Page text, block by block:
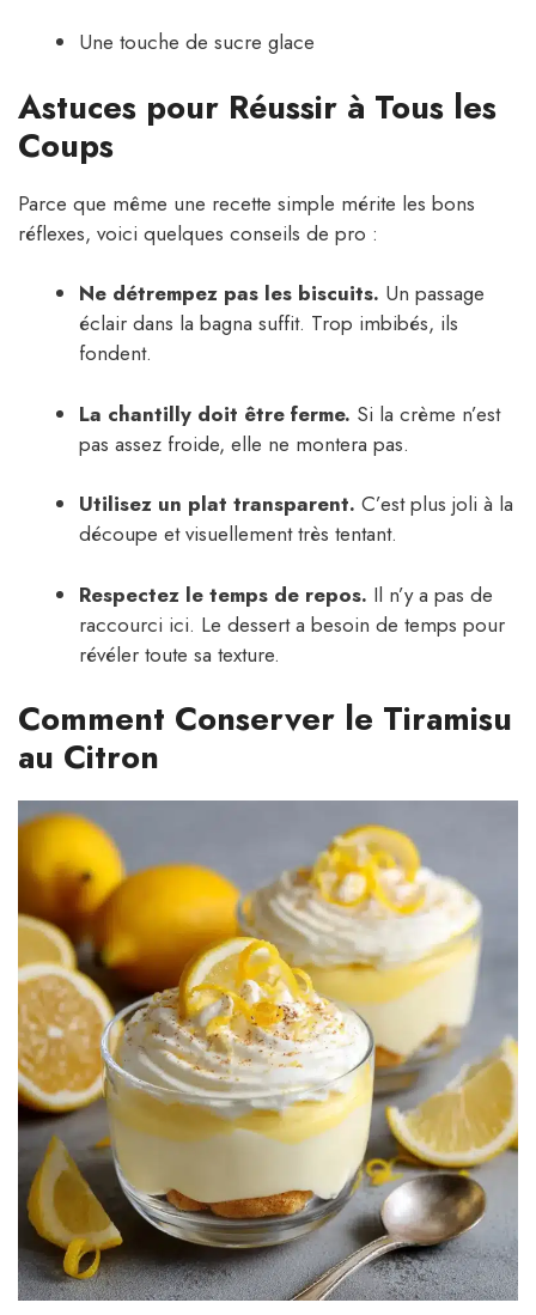
Une touche de sucre glace
Astuces pour Réussir à Tous les
Coups
Parce que même une recette simple mérite les bons
réflexes, voici quelques conseils de pro :
Ne détrempez pas les biscuits. Un passage
éclair dans la bagna suffit. Trop imbibés, ils
fondent.
La chantilly doit être ferme. Si la crème n’est
pas assez froide, elle ne montera pas.
Utilisez un plat transparent. C’est plus joli à la
découpe et visuellement très tentant.
Respectez le temps de repos. Il n’y a pas de
raccourci ici. Le dessert a besoin de temps pour
révéler toute sa texture.
Comment Conserver le Tiramisu
au Citron